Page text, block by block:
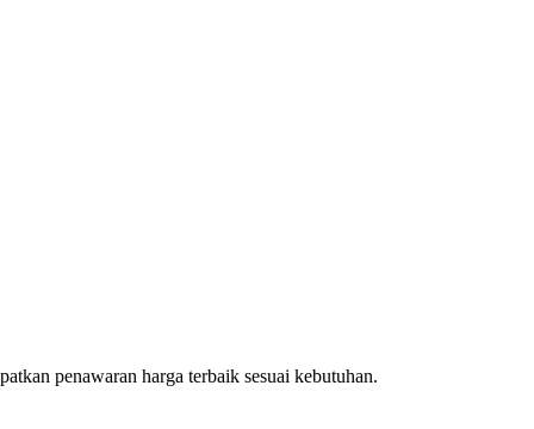
penawaran harga terbaik sesuai kebutuhan.